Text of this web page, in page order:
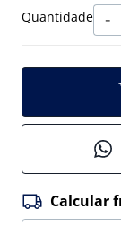
Quantidade －